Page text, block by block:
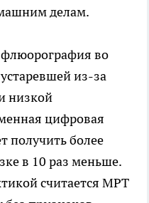
делам.
во
из-за
низкой
цифровая
получить более
в 10 раз меньше.
считается МРТ